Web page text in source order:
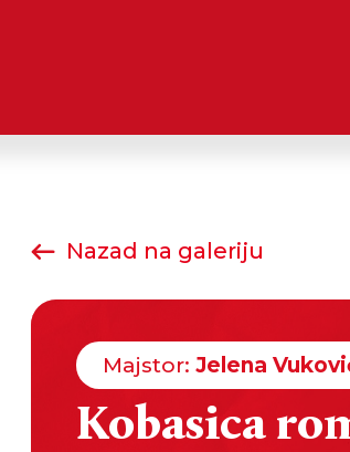
Nazad na galeriju
Majstor: Jelena
Kobasica